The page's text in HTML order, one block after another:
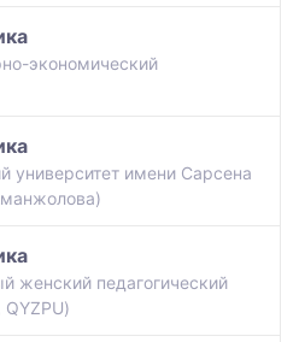
экономический
университет имени Сарсена
женский педагогический